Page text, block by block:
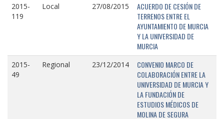
2015-
119
Local 27/08/2015
ACUERDO DE CESIÓN DE
TERRENOS ENTRE EL
AYUNTAMIENTO DE MURCIA
Y LA UNIVERSIDAD DE
MURCIA
2015-
49
Regional 23/12/2014
CONVENIO MARCO DE
COLABORACIÓN ENTRE LA
UNIVERSIDAD DE MURCIA Y
LA FUNDACIÓN DE
ESTUDIOS MÉDICOS DE
MOLINA DE SEGURA